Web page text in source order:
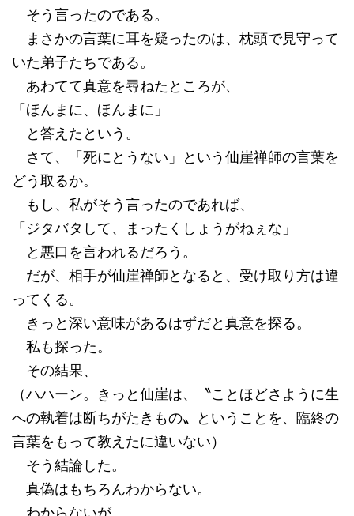
そう言ったのである。
まさかの言葉に耳を疑ったのは、枕頭で見守って
いた弟子たちである。
あわてて真意を尋ねたところが、
「ほんまに、ほんまに」
と答えたという。
さて、「死にとうない」という仙崖禅師の言葉を
どう取るか。
もし、私がそう言ったのであれば、
「ジタバタして、まったくしょうがねぇな」
と悪口を言われるだろう。
だが、相手が仙崖禅師となると、受け取り方は違
ってくる。
きっと深い意味があるはずだと真意を探る。
私も探った。
その結果、
（ハハーン。きっと仙崖は、〝ことほどさように生
への執着は断ちがたきもの〟ということを、臨終の
言葉をもって教えたに違いない）
そう結論した。
真偽はもちろんわからない。
わからないが、